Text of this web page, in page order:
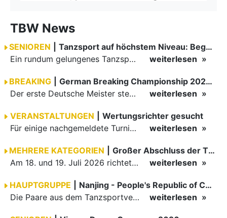
TBW News
SENIOREN
Tanzsport auf höchstem Niveau: Begeisterung bei den Turnieren in…
Ein rundum gelungenes Tanzsport-Wochenende liegt hinter den Paaren und Organisatoren in Enzklösterle. Am 1. und 2. August 2026 verwandelte sich die Festhalle wieder in einen lebendigen Mittelpunkt des…
weiterlesen
BREAKING
German Breaking Championship 2026 in Hannover
Der erste Deutsche Meister steht fest B-Boy Roman siegt bei den Juniors
weiterlesen
VERANSTALTUNGEN
Wertungsrichter gesucht
Für einige nachgemeldete Turniere im 2 Halbjahr sucht der ZWE noch Wertungsrichter.
weiterlesen
MEHRERE KATEGORIEN
Großer Abschluss der TBW-Trophy in Weinheim
Am 18. und 19. Juli 2026 richtete die Tanzsportabteilung (TSA) der TSG 1862 Weinheim das Abschlussturnier der diesjährigen TBW-Trophy-Serie aus. Zum traditionellen Saisonfinale kamen rund 400 Starts über…
weiterlesen
HAUPTGRUPPE
Nanjing - People's Republic of China
Die Paare aus dem Tanzsportverband Baden-Württemberg (TBW) haben beim hochklassig besetzten WDSF GrandSlam im chinesischen Nanjing wieder einmal auf internationalem Top-Niveau geglänzt. Das…
weiterlesen